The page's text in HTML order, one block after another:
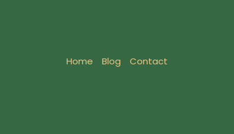
Home Blog Contact